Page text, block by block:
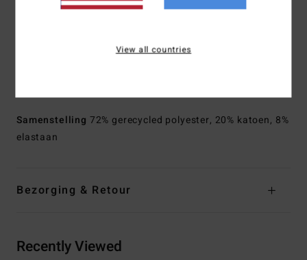
Taille:Taille met vetersluiting
18" zijlengte, kort model
Samenstelling 72% gerecycled polyester, 20% katoen, 8%
elastaan
Bezorging & Retour
Recently Viewed
View all countries